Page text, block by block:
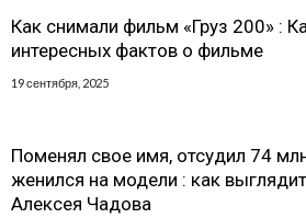
Как снимали фильм «Груз 200» :
интересных фактов о фильме
19 сентября, 2025
Поменял свое имя, отсудил 74
женился на модели : как
Алексея Чадова